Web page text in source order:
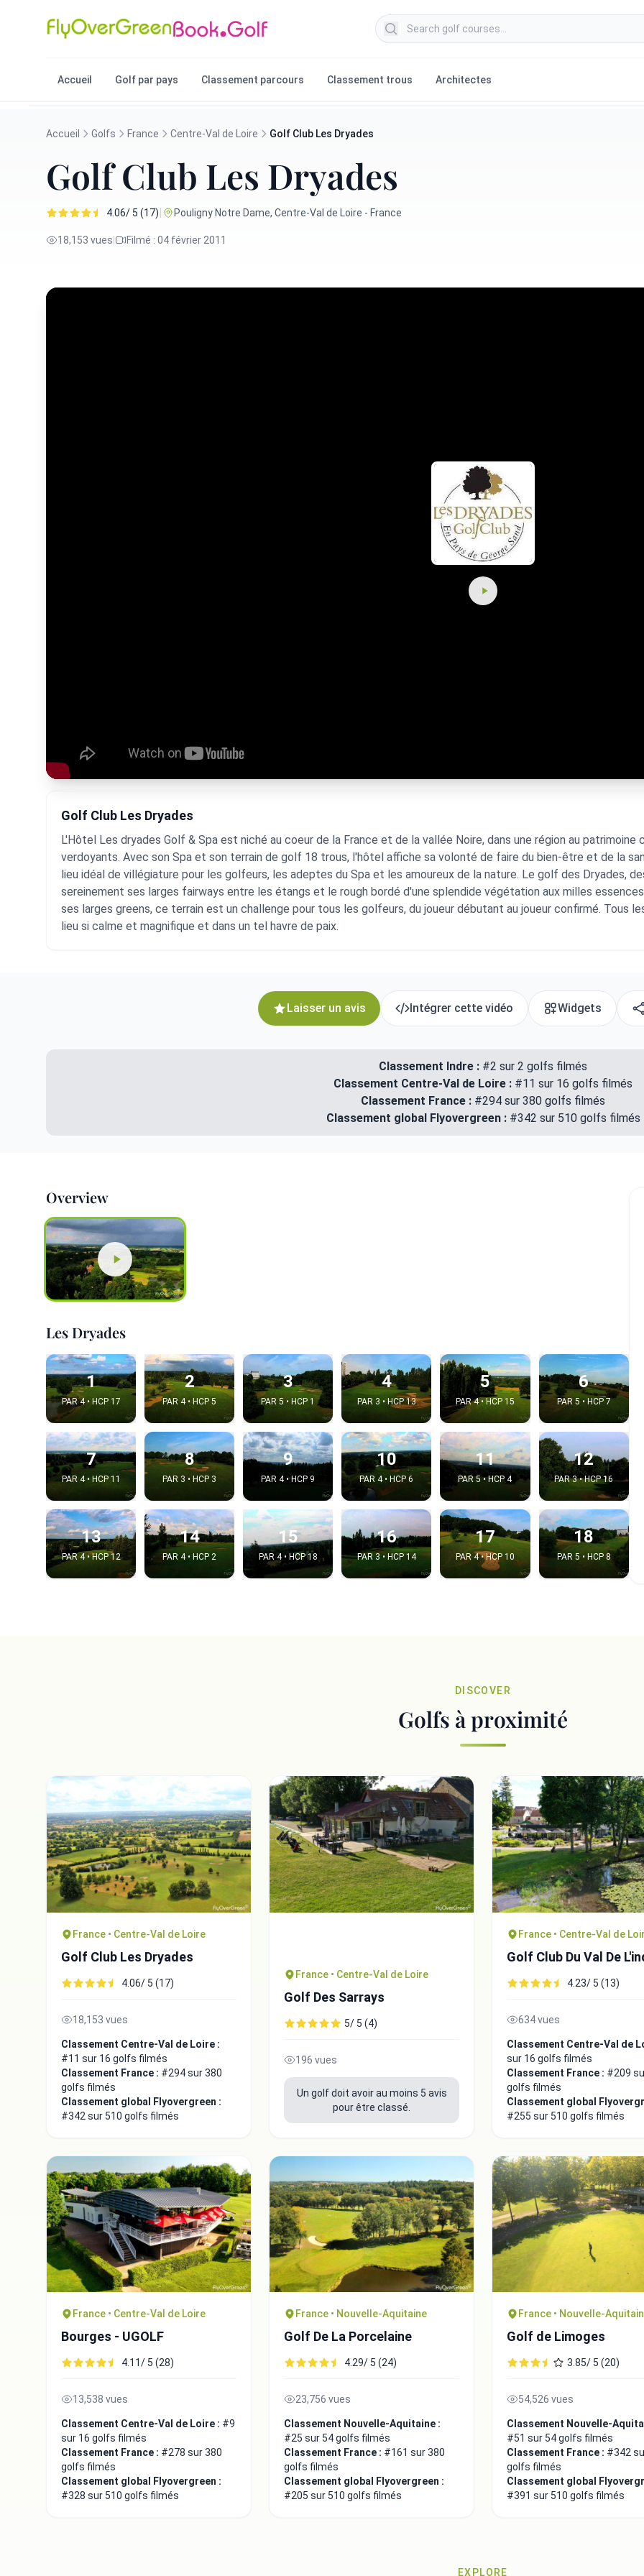
Search golf courses
Accueil Golf par pays Classement parcours Classement trous Architectes
Accueil Golfs France Centre-Val de Loire Golf Club Les Dryades
Golf Club Les Dryades
4.06/ 5 (17)| Pouligny Notre Dame, Centre-Val de Loire - France
18,153 vues Filmé : 04 février 2011
Golf Club Les Dryades
L'Hôtel Les dryades Golf & Spa est niché au coeur de la France et de la vallée Noire, dans une région au
verdoyants. Avec son Spa et son terrain de golf 18 trous, l'hôtel affiche sa volonté de faire du bien-être et de la
lieu idéal de villégiature pour les golfeurs, les adeptes du Spa et les amoureux de la nature. Le golf des Dryades,
sereinement ses larges fairways entre les étangs et le rough bordé d'une splendide végétation aux milles
ses larges greens, ce terrain est un challenge pour tous les golfeurs, du joueur débutant au joueur confirmé. Tous
lieu si calme et magnifique et dans un tel havre de paix.
Laisser un avis Intégrer cette vidéo Widgets
Classement Indre : #2 sur 2 golfs filmés
Classement Centre-Val de Loire : #11 sur 16 golfs filmés
Classement France : #294 sur 380 golfs filmés
Classement global Flyovergreen : #342 sur 510 golfs filmés
Overview
Les Dryades
1
PAR 4 • HCP 17
2
PAR 4 • HCP 5
3
PAR 5 • HCP 1
4
PAR 3 • HCP 13
5
PAR 4 • HCP 15
6
PAR 5 • HCP 7
7
PAR 4 • HCP 11
8
PAR 3 • HCP 3
9
PAR 4 • HCP 9
10
PAR 4 • HCP 6
11
PAR 5 • HCP 4
12
PAR 3 • HCP 16
13
PAR 4 • HCP 12
14
PAR 4 • HCP 2
15
PAR 4 • HCP 18
16
PAR 3 • HCP 14
17
PAR 4 • HCP 10
18
PAR 5 • HCP 8
DISCOVER
Golfs à proximité
France • Centre-Val de Loire
Golf Club Les Dryades
4.06/ 5 (17)
18,153 vues
Classement Centre-Val de Loire :
#11 sur 16 golfs filmés
Classement France : #294 sur 380
golfs filmés
Classement global Flyovergreen :
#342 sur 510 golfs filmés
France • Centre-Val de Loire
Golf Des Sarrays
5/ 5 (4)
196 vues
Un golf doit avoir au moins 5 avis
pour être classé.
France • Centre-Val de
Golf Club Du Val De
4.23/ 5 (13)
634 vues
Classement Centre-Val de
sur 16 golfs filmés
Classement France : #209
golfs filmés
Classement global
#255 sur 510 golfs filmés
France • Centre-Val de Loire
Bourges - UGOLF
4.11/ 5 (28)
13,538 vues
Classement Centre-Val de Loire : #9
sur 16 golfs filmés
Classement France : #278 sur 380
golfs filmés
Classement global Flyovergreen :
#328 sur 510 golfs filmés
France • Nouvelle-Aquitaine
Golf De La Porcelaine
4.29/ 5 (24)
23,756 vues
Classement Nouvelle-Aquitaine :
#25 sur 54 golfs filmés
Classement France : #161 sur 380
golfs filmés
Classement global Flyovergreen :
#205 sur 510 golfs filmés
France • Nouvelle-
Golf de Limoges
3.85/ 5 (20)
54,526 vues
Classement Nouvelle-
#51 sur 54 golfs filmés
Classement France : #342
golfs filmés
Classement global
#391 sur 510 golfs filmés
EXPLORE
Intégrer la video
Choix de la vidéo: